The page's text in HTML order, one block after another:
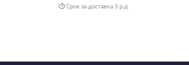
Срок за доставка 3 р.д